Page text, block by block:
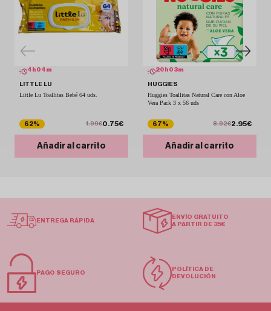
4 h 04 m
LITTLE LU
Little Lu Toallitas Bebé 64 uds.
62% 1.99€0.75€
Añadir al carrito
20 h 03m
HUGGIES
Huggies Toallitas Natural Care con Aloe
Vera Pack 3 x 56 uds
67% 8.92€2.95€
Añadir al carrito
ENTREGA RÁPIDA
ENVÍO GRATUITO
A PARTIR DE 35€
PAGO SEGURO
POLÍTICA DE
DEVOLUCIÓN